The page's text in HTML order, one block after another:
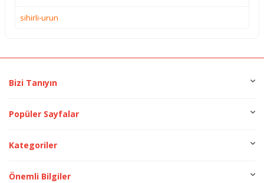
sihirli-urun
Bizi Tanıyın
Popüler Sayfalar
Kategoriler
Önemli Bilgiler